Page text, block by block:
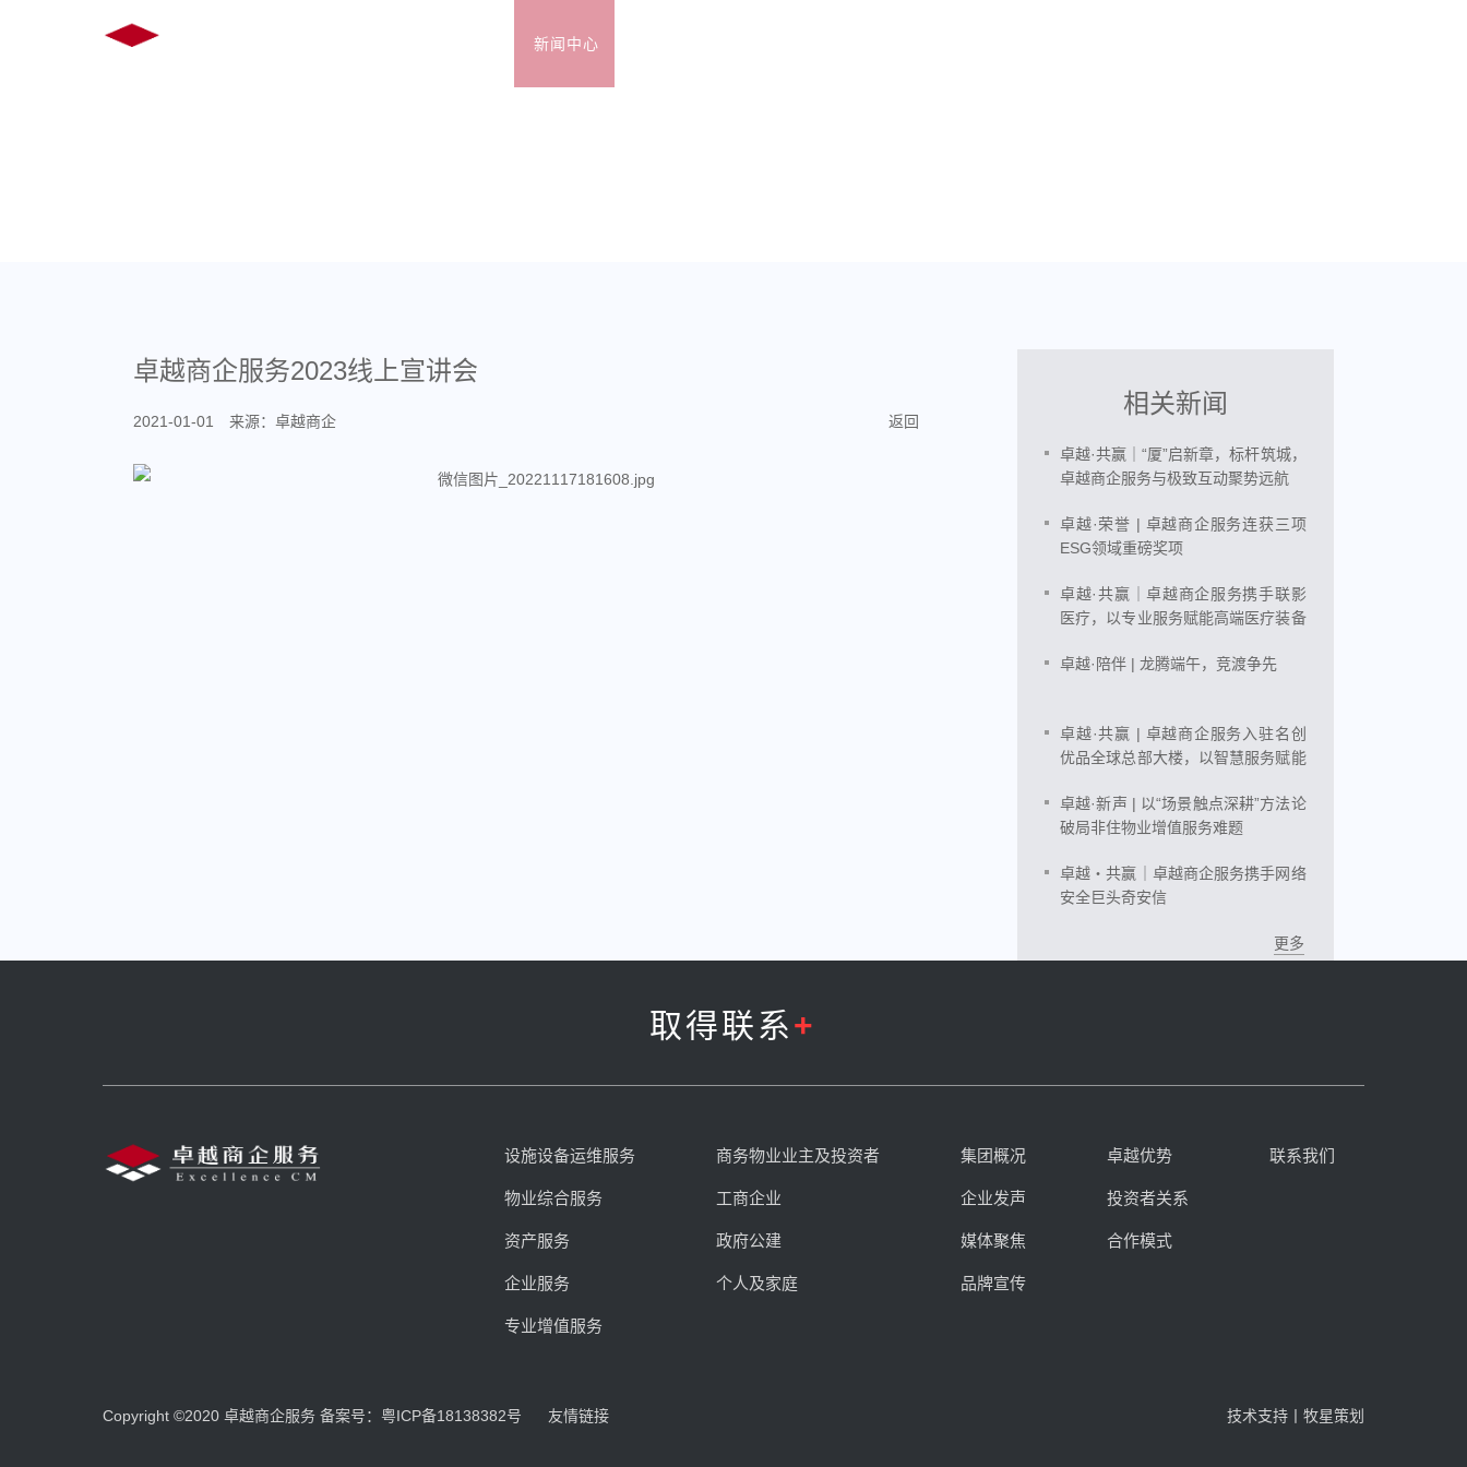
新闻中心
卓越商企服务2023线上宣讲会
2021-01-01 来源：卓越商企 返回
相关新闻
卓越·共赢｜“厦”启新章，标杆筑城，
卓越商企服务与极致互动聚势远航
卓越·荣誉 | 卓越商企服务连获三项
ESG领域重磅奖项
卓越·共赢｜卓越商企服务携手联影
医疗，以专业服务赋能高端医疗装备
卓越·陪伴 | 龙腾端午，竞渡争先
卓越·共赢 | 卓越商企服务入驻名创
优品全球总部大楼，以智慧服务赋能
卓越·新声 | 以“场景触点深耕”方法论
破局非住物业增值服务难题
卓越・共赢｜卓越商企服务携手网络
安全巨头奇安信
更多
取得联系+
设施设备运维服务
物业综合服务
资产服务
企业服务
专业增值服务
商务物业业主及投资者
工商企业
政府公建
个人及家庭
集团概况
企业发声
媒体聚焦
品牌宣传
卓越优势
投资者关系
合作模式
联系我们
Copyright ©2020 卓越商企服务 备案号：粤ICP备18138382号 友情链接 技术支持丨牧星策划